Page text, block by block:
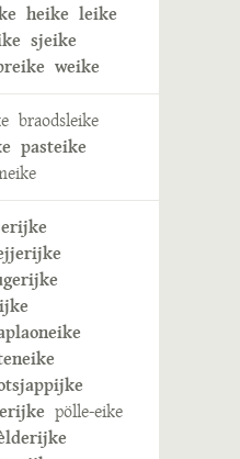
heike leike
sjeike
weike
braodsleike
pasteike
pölle-eike